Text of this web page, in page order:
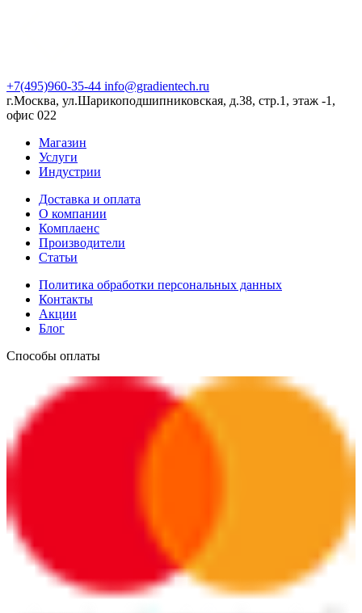
+7(495)960-35-44 info@gradientech.ru
г.Москва, ул.Шарикоподшипниковская, д.38, стр.1, этаж -1,
офис 022
Магазин
Услуги
Индустрии
Доставка и оплата
О компании
Комплаенс
Производители
Статьи
Политика обработки персональных данных
Контакты
Акции
Блог
Способы оплаты